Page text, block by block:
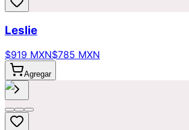
Leslie
$919 MXN$785 MXN
Agregar